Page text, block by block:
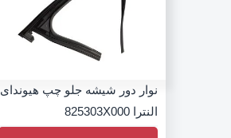
نوار دور شیشه جلو چپ هیوندای
النترا 825303X000